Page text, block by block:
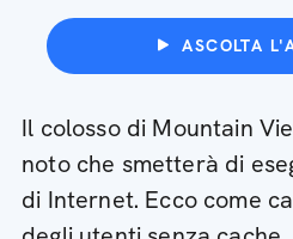
ASCOLTA
Il colosso di Mountain
noto che smetterà di
di Internet. Ecco come